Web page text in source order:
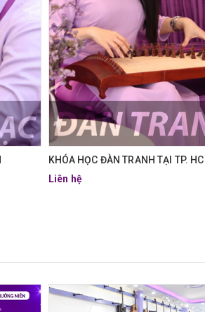
KHÓA HỌC ĐÀN TRANH TẠI TP.
Liên hệ